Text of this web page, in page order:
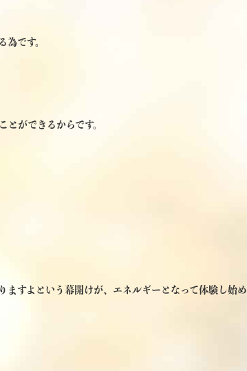
為です。
とができるからです。
すよという幕開けが、エネルギーとなって体験し始め